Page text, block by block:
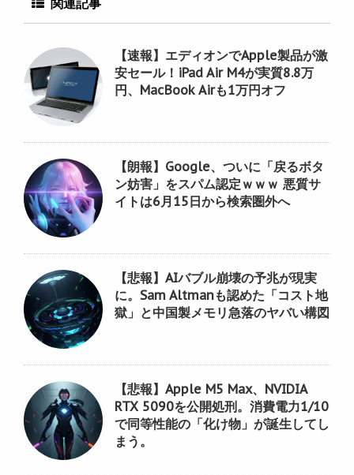
関連記事
【速報】エディオンでApple製品が激
安セール！iPad Air M4が実質8.8万
円、MacBook Airも1万円オフ
【朗報】Google、ついに「戻るボタ
ン妨害」をスパム認定ｗｗｗ 悪質サ
イトは6月15日から検索圏外へ
【悲報】AIバブル崩壊の予兆が現実
に。Sam Altmanも認めた「コスト地
獄」と中国製メモリ急落のヤバい構図
【悲報】Apple M5 Max、NVIDIA
RTX 5090を公開処刑。消費電力1/10
で同等性能の「化け物」が誕生してし
まう。